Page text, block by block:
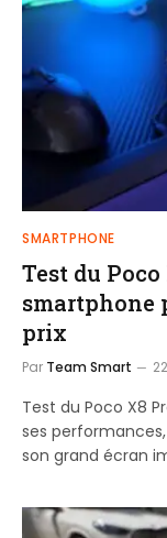
SMARTPHONE
Test du
smartphone
prix
Par Team Smart
Test du Poco X8
ses
son grand écran